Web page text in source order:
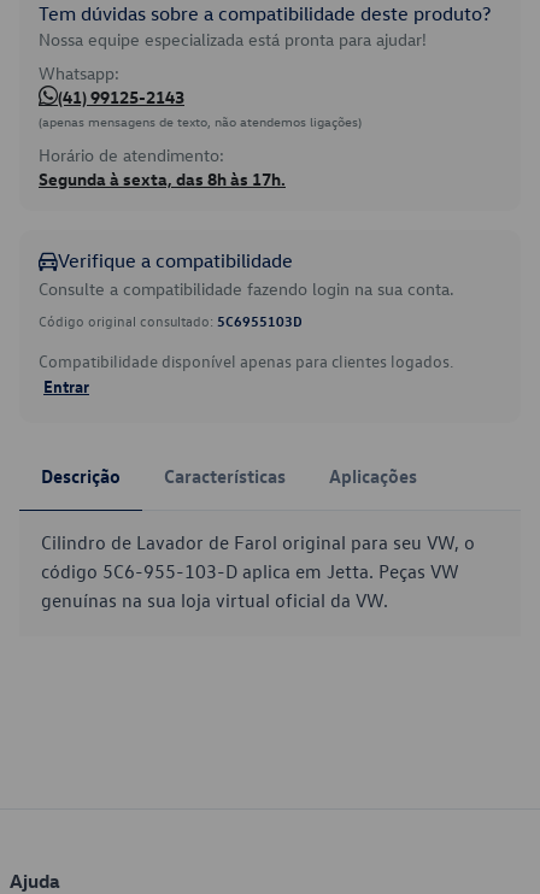
Tem dúvidas sobre a compatibilidade deste produto?
Nossa equipe especializada está pronta para ajudar!
Whatsapp:
(41) 99125-2143
(apenas mensagens de texto, não atendemos ligações)
Horário de atendimento:
Segunda à sexta, das 8h às 17h.
Verifique a compatibilidade
Consulte a compatibilidade fazendo login na sua conta.
Código original consultado: 5C6955103D
Compatibilidade disponível apenas para clientes logados.
Entrar
Descrição Características Aplicações
Cilindro de Lavador de Farol original para seu VW, o
código 5C6-955-103-D aplica em Jetta. Peças VW
genuínas na sua loja virtual oficial da VW.
Ajuda